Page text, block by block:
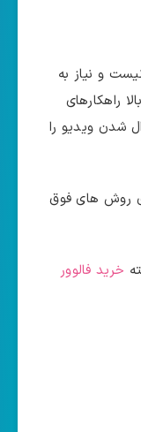
و نیاز به
راهکارهای
شدن ویدیو را
روش های فوق
خرید فالوور